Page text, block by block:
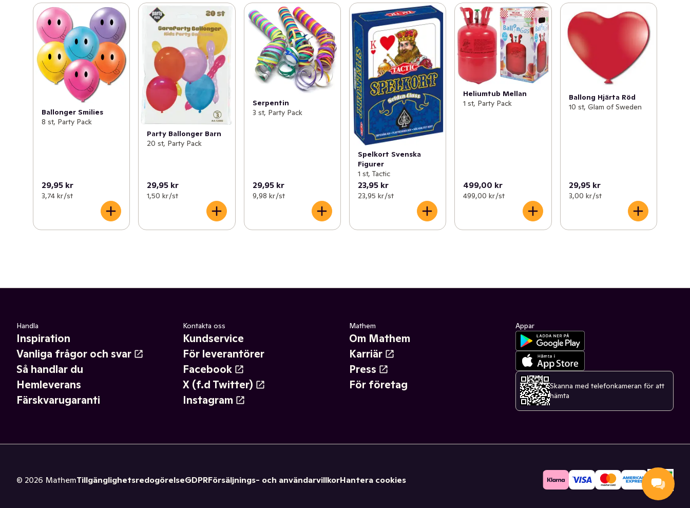
Ballonger Smilies
8 st, Party Pack
29,95 kr
3,74 kr /st
Party Ballonger Barn
20 st, Party Pack
29,95 kr
1,50 kr /st
Serpentin
3 st, Party Pack
29,95 kr
9,98 kr /st
Spelkort Svenska
Figurer
1 st, Tactic
23,95 kr
23,95 kr /st
Heliumtub Mellan
1 st, Party Pack
499,00 kr
499,00 kr /st
Ballong Hjärta Röd
10 st, Glam of Sweden
29,95 kr
3,00 kr /st
Handla
Inspiration
Vanliga frågor och svar
Så handlar du
Hemleverans
Färskvarugaranti
Kontakta oss
Kundservice
För leverantörer
Facebook
X (f.d Twitter)
Instagram
Mathem
Om Mathem
Karriär
Press
För företag
Appar
Skanna med telefonkameran för att
hämta
© 2026 MathemTillgänglighetsredogörelseGDPRFörsäljnings- och användarvillkorHantera cookies